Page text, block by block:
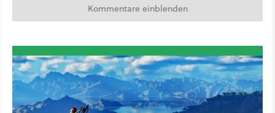
Kommentare einblenden